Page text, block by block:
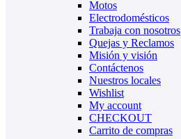
Motos
Electrodomésticos
Trabaja con nosotros
Quejas y Reclamos
Misión y visión
Contáctenos
Nuestros locales
Wishlist
My account
CHECKOUT
Carrito de compras